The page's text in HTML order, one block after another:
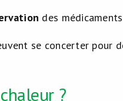
des
se concerter pour
?